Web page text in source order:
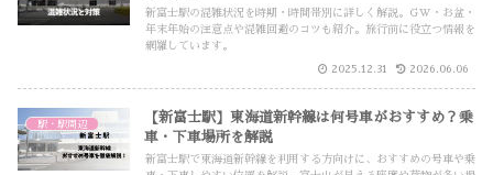
新富士駅の混雑状況を時期・時間帯別に詳しく解説。GW・お盆・
年末年始の注意点や混雑回避のコツも紹介。旅行前に役立つ情報を
網羅しています。
2025.12.31 2026.06.06
駅・駅周辺
【新富士駅】東海道新幹線は何号車がおすすめ？乗
車・下車場所を解説
新富士駅で東海道新幹線を利用する方向けに、おすすめの号車や乗